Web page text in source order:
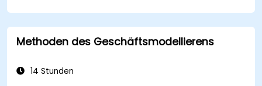
erweitern möchten
Methoden des Geschäftsmodellierens
14 Stunden